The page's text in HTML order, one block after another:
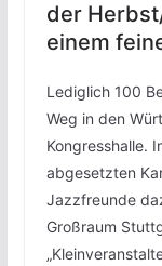
der
einem
Lediglich 100
Weg in den
Kongresshalle.
abgesetzten
Jazzfreunde
Großraum